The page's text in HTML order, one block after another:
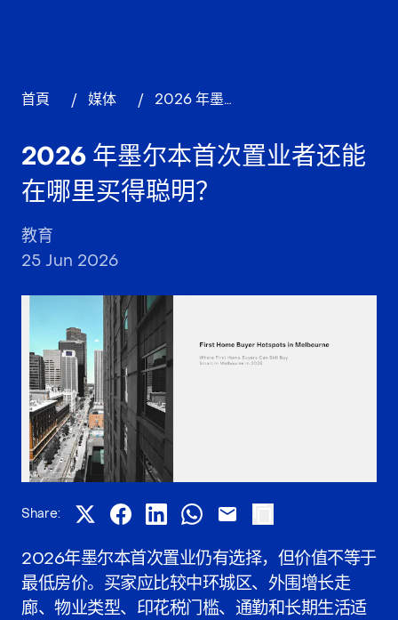
首頁 / 媒体 / 2026 年墨尔本首次置业者还能在哪里买得聪明？
2026 年墨尔本首次置业者还能
在哪里买得聪明？
教育
25 Jun 2026
Share:
2026年墨尔本首次置业仍有选择，但价值不等于
最低房价。买家应比较中环城区、外围增长走
廊、物业类型、印花税门槛、通勤和长期生活适